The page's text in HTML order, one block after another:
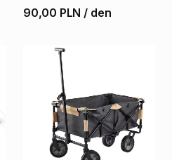
90,00 PLN / den